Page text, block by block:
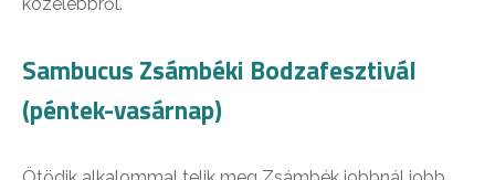
Sambucus Zsámbéki Bodzafesztivál
(péntek-vasárnap)